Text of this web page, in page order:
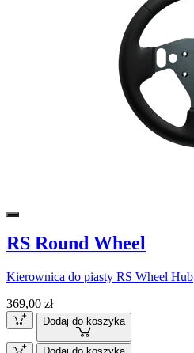
RS Round Wheel
Kierownica do piasty RS Wheel Hub
369,00 zł
Dodaj do koszyka